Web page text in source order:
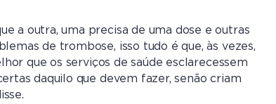
a outra, uma precisa de uma dose e outras
de trombose, isso tudo é que, às vezes,
que os serviços de saúde esclarecessem
daquilo que devem fazer, senão criam